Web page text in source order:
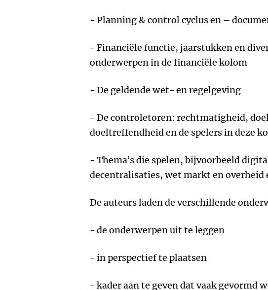
- Planning & control cyclus en –
- Financiële functie, jaarstukken en
onderwerpen in de financiële kolom
- De geldende wet- en regelgeving
- De controletoren: rechtmatigheid,
doeltreffendheid en de spelers in deze
- Thema’s die spelen, bijvoorbeeld
decentralisaties, wet markt en overheid
De auteurs laden de verschillende
- de onderwerpen uit te leggen
- in perspectief te plaatsen
- kader aan te geven dat vaak gevormd